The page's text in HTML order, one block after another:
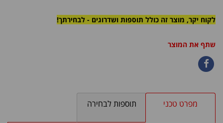
לקוח יקר, מוצר זה כולל תוספות ושדרוגים - לבחירתך!
שתף את המוצר
מפרט טכני תוספות לבחירה